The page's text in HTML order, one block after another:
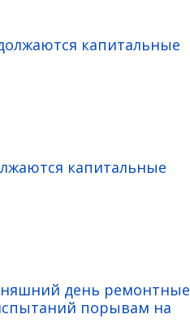
капитальные
капитальные
день ремонтные
порывам на